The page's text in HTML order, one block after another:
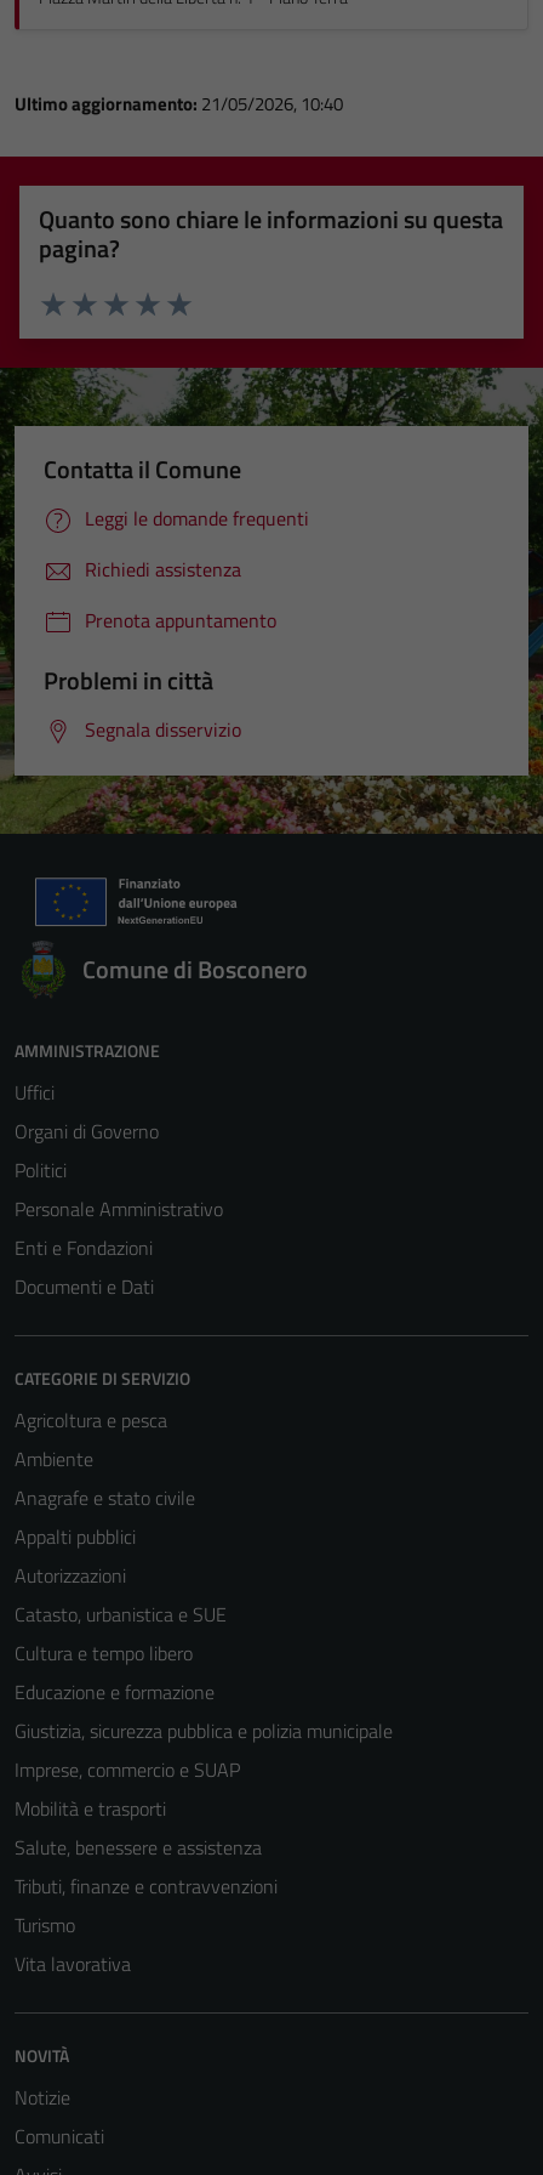
Ultimo aggiornamento: 21/05/2026, 10:40
Quanto sono chiare le informazioni su questa
pagina?
Valuta 5 stelle su 5
Valuta 4 stelle su 5
Valuta 3 stelle su 5
Valuta 2 stelle su 5
Valuta 1 stelle su 5
Contatta il Comune
Leggi le domande frequenti
Richiedi assistenza
Prenota appuntamento
Problemi in città
Segnala disservizio
Comune di Bosconero
AMMINISTRAZIONE
Uffici
Organi di Governo
Politici
Personale Amministrativo
Enti e Fondazioni
Documenti e Dati
CATEGORIE DI SERVIZIO
Agricoltura e pesca
Ambiente
Anagrafe e stato civile
Appalti pubblici
Autorizzazioni
Catasto, urbanistica e SUE
Cultura e tempo libero
Educazione e formazione
Giustizia, sicurezza pubblica e polizia municipale
Imprese, commercio e SUAP
Mobilità e trasporti
Salute, benessere e assistenza
Tributi, finanze e contravvenzioni
Turismo
Vita lavorativa
NOVITÀ
Notizie
Comunicati